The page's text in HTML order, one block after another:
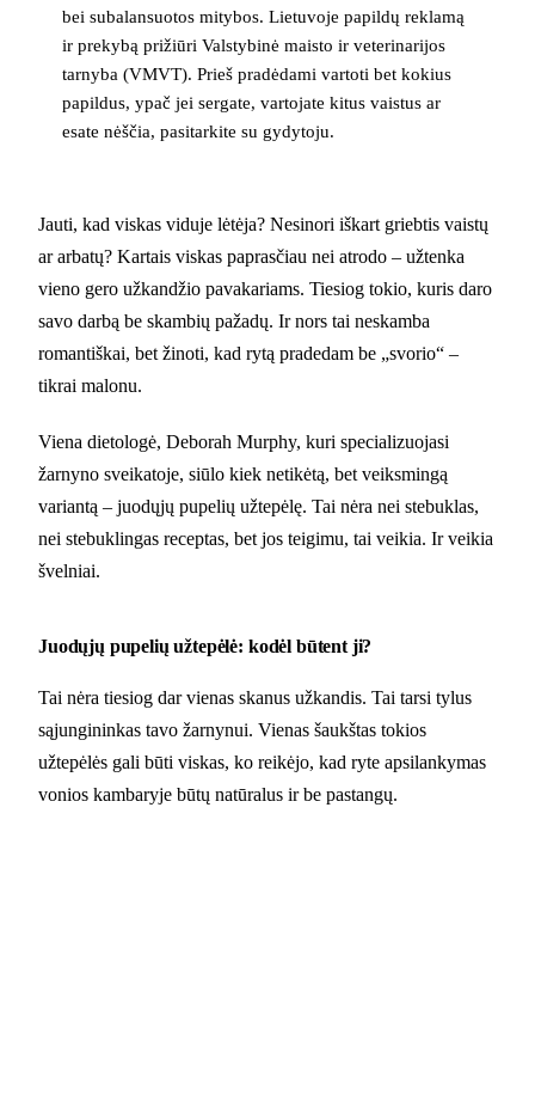
bei subalansuotos mitybos. Lietuvoje papildų reklamą
ir prekybą prižiūri Valstybinė maisto ir veterinarijos
tarnyba (VMVT). Prieš pradėdami vartoti bet kokius
papildus, ypač jei sergate, vartojate kitus vaistus ar
esate nėščia, pasitarkite su gydytoju.
Jauti, kad viskas viduje lėtėja? Nesinori iškart griebtis vaistų
ar arbatų? Kartais viskas paprasčiau nei atrodo – užtenka
vieno gero užkandžio pavakariams. Tiesiog tokio, kuris daro
savo darbą be skambių pažadų. Ir nors tai neskamba
romantiškai, bet žinoti, kad rytą pradedam be „svorio“ –
tikrai malonu.
Viena dietologė, Deborah Murphy, kuri specializuojasi
žarnyno sveikatoje, siūlo kiek netikėtą, bet veiksmingą
variantą – juodųjų pupelių užtepėlę. Tai nėra nei stebuklas,
nei stebuklingas receptas, bet jos teigimu, tai veikia. Ir veikia
švelniai.
Juodųjų pupelių užtepėlė: kodėl būtent ji?
Tai nėra tiesiog dar vienas skanus užkandis. Tai tarsi tylus
sąjungininkas tavo žarnynui. Vienas šaukštas tokios
užtepėlės gali būti viskas, ko reikėjo, kad ryte apsilankymas
vonios kambaryje būtų natūralus ir be pastangų.